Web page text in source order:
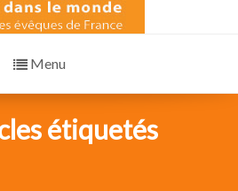
Menu
étiquetés